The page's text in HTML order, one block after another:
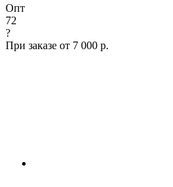
Опт
72
?
При заказе от 7 000 р.